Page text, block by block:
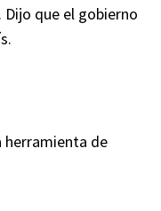
que el gobierno
herramienta de